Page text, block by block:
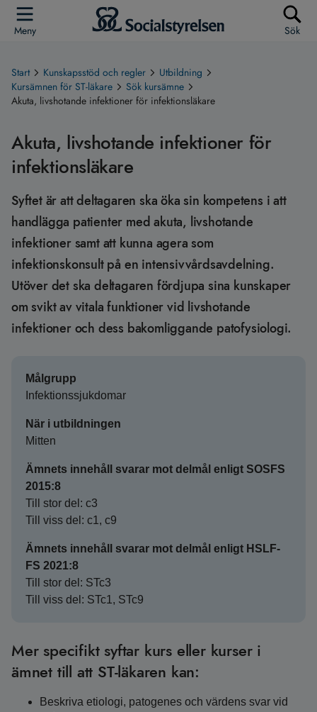
Meny Sök
Start Kunskapsstöd och regler
Utbildning
Kursämnen för ST-läkare
Sök kursämne
Akuta, livshotande infektioner för infektionsläkare
Akuta, livshotande infektioner för
infektionsläkare
Syftet är att deltagaren ska öka sin kompetens i att
handlägga patienter med akuta, livshotande
infektioner samt att kunna agera som
infektionskonsult på en intensivvårdsavdelning.
Utöver det ska deltagaren fördjupa sina kunskaper
om svikt av vitala funktioner vid livshotande
infektioner och dess bakomliggande patofysiologi.
Målgrupp
Infektionssjukdomar
När i utbildningen
Mitten
Ämnets innehåll svarar mot delmål enligt SOSFS
2015:8
Till stor del: c3
Till viss del: c1, c9
Ämnets innehåll svarar mot delmål enligt HSLF-
FS 2021:8
Till stor del: STc3
Till viss del: STc1, STc9
Mer specifikt syftar kurs eller kurser i
ämnet till att ST-läkaren kan:
Beskriva etiologi, patogenes och värdens svar vid